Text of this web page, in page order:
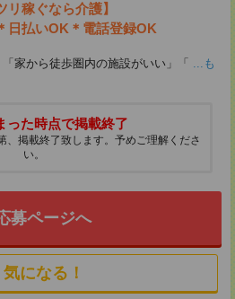
リ稼ぐなら介護】
日払いOK＊電話登録OK
家から徒歩圏内の施設がいい」「 ...も
った時点で掲載終了
、掲載終了致します。予めご理解くださ
い。
募ページへ
気になる！